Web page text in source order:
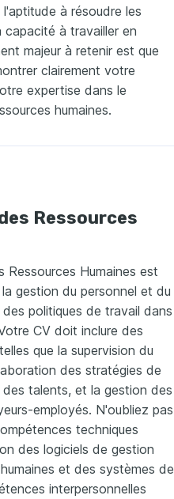
à résoudre les
capacité à travailler en
majeur à retenir est que
clairement votre
expertise dans le
humaines.
Ressources
Ressources Humaines est
gestion du personnel et du
politiques de travail dans
CV doit inclure des
que la supervision du
des stratégies de
talents, et la gestion des
employés. N'oubliez pas
techniques
des logiciels de gestion
et des systèmes de
interpersonnelles